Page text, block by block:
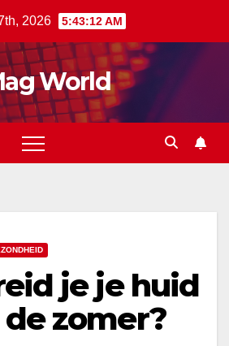
2026 5:43:12 AM
World
je je huid
zomer?